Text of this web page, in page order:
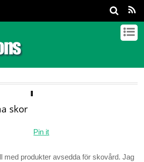
skor
Pin it
med produkter avsedda för skovård. Jag